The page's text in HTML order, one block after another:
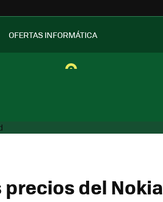
OFERTAS INFORMÁTICA
del Nokia